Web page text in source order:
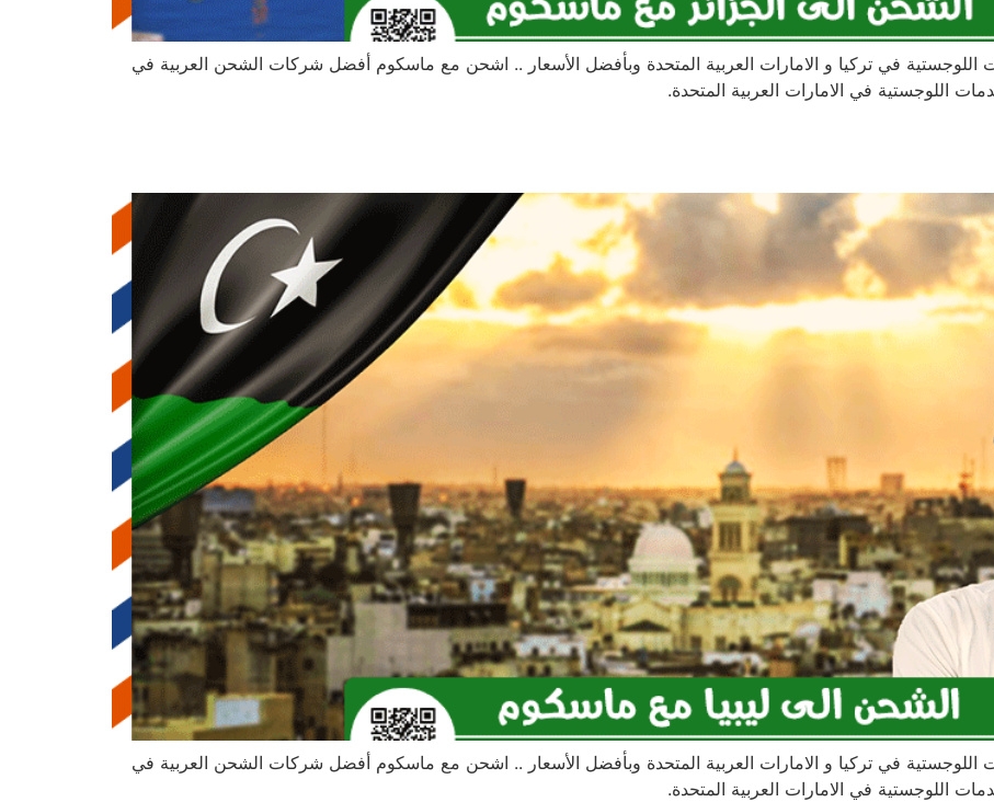
في تركيا و الامارات العربية المتحدة وبأفضل الأسعار .. اشحن مع ماسكوم أفضل شركات الشحن العربية في
اللوجستية في الامارات العربية المتحدة.
في تركيا و الامارات العربية المتحدة وبأفضل الأسعار .. اشحن مع ماسكوم أفضل شركات الشحن العربية في
اللوجستية في الامارات العربية المتحدة.